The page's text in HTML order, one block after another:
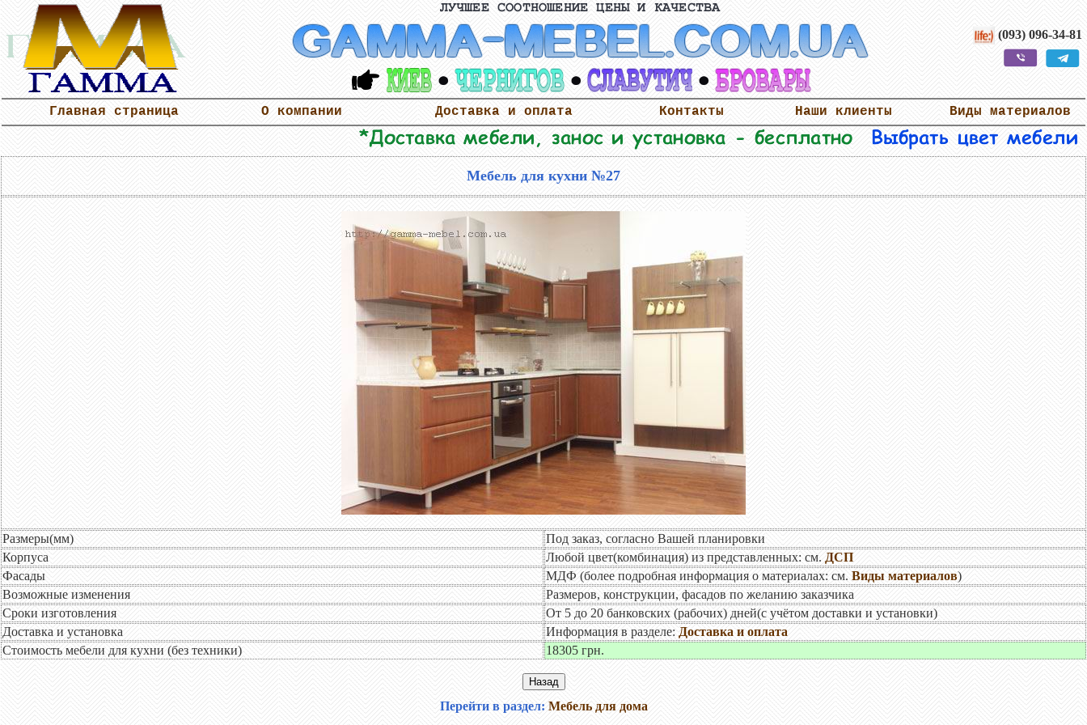
(093) 096-34-81
Главная страница О компании Доставка и оплата Контакты Наши клиенты Виды материалов
Мебель для кухни №27
Размеры(мм)
Под заказ, согласно Вашей планировки
Корпуса
Любой цвет(комбинация) из представленных: см. ДСП
Фасады
МДФ (более подробная информация о материалах: см. Виды материалов)
Возможные изменения
Размеров, конструкции, фасадов по желанию заказчика
Сроки изготовления
От 5 до 20 банковских (рабочих) дней(с учётом доставки и установки)
Доставка и установка
Информация в разделе: Доставка и оплата
Стоимость мебели для кухни (без техники)
18305 грн.
Перейти в раздел: Мебель для дома